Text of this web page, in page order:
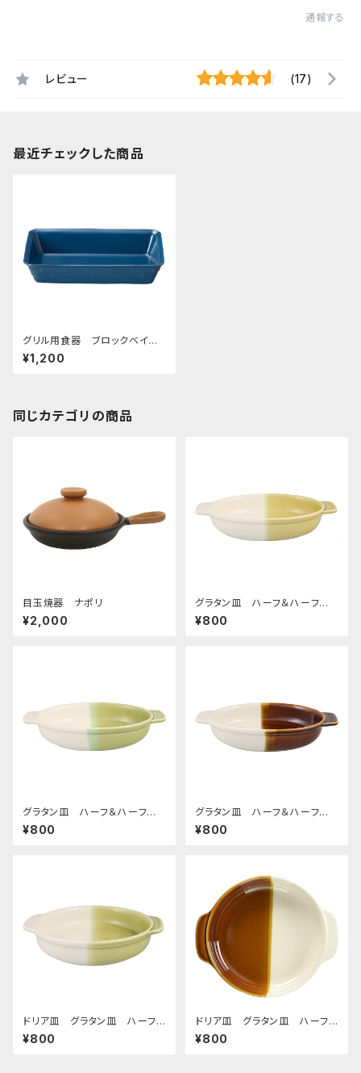
通報する
レビュー (17)
最近チェックした商品
グリル用食器 ブロックベイク
ディッシュ21 ブルー
¥1,200
同じカテゴリの商品
目玉焼器 ナポリ
¥2,000
グラタン皿 ハーフ＆ハーフ
イエロー
¥800
グラタン皿 ハーフ＆ハーフ
グリーン
¥800
グラタン皿 ハーフ＆ハーフ
ブラウン
¥800
ドリア皿 グラタン皿 ハーフ＆
ハーフ グリーン
¥800
ドリア皿 グラタン皿 ハーフ＆
ハーフ ブラウン
¥800